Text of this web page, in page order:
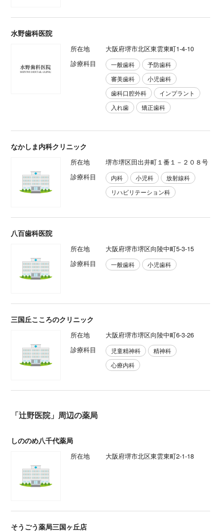
水野歯科医院
所在地
大阪府堺市北区東雲東町1-4-10
診療科目
一般歯科
予防歯科
審美歯科
小児歯科
歯科口腔外科
インプラント
入れ歯
矯正歯科
なかしま内科クリニック
所在地
堺市堺区田出井町１番１－２０８号
診療科目
内科 小児科
放射線科
リハビリテーション科
八百歯科医院
所在地
大阪府堺市堺区向陵中町5-3-15
診療科目
一般歯科 小児歯科
三国丘こころのクリニック
所在地
大阪府堺市堺区向陵中町6-3-26
診療科目
児童精神科
精神科
心療内科
「辻野医院」周辺の薬局
しののめ八千代薬局
所在地 大阪府堺市北区東雲東町2-1-18
そうごう薬局三国ヶ丘店